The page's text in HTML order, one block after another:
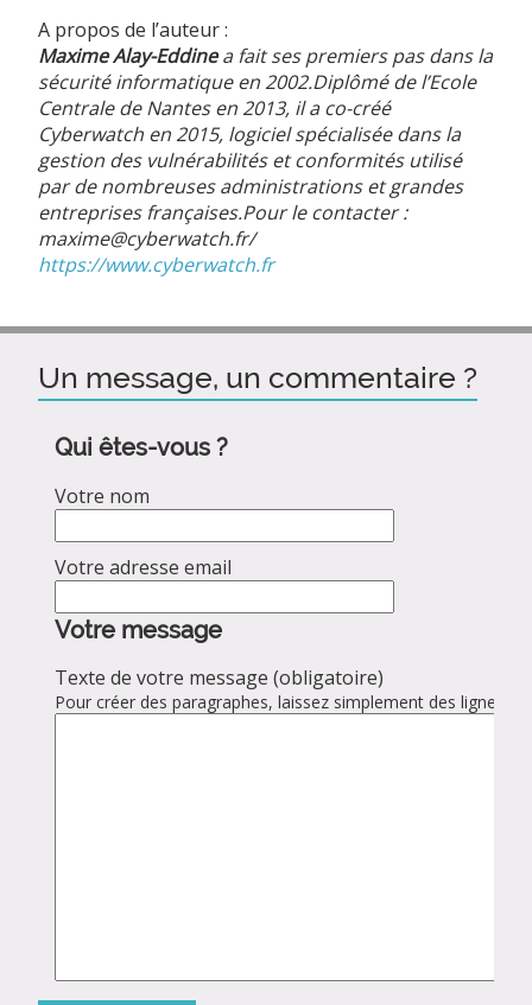
A propos de l’auteur :
Maxime Alay-Eddinea fait ses premiers pas dans la
sécurité informatique en 2002.Diplômé de l’Ecole
Centrale de Nantes en 2013, il a co-créé
Cyberwatch en 2015, logiciel spécialisée dans la
gestion des vulnérabilités et conformités utilisé
par de nombreuses administrations et grandes
entreprises françaises.Pour le contacter :
maxime@cyberwatch.fr/
https://www.cyberwatch.fr
Un message, un commentaire ?
Qui êtes-vous ?
Votre nom
Votre adresse email
Votre message
Texte de votre message (obligatoire)
Pour créer des paragraphes, laissez simplement des lignes